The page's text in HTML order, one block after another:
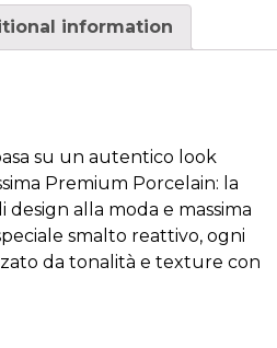
information
su un autentico look
Premium Porcelain: la
alla moda e massima
smalto reattivo, ogni
da tonalità e texture con